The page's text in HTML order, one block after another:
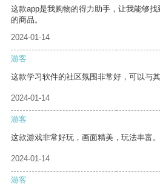
这款app是我购物的得力助手，让我能够
的商品。
2024-01-14
游客
这款学习软件的社区氛围非常好，可以与
2024-01-14
游客
这款游戏非常好玩，画面精美，玩法丰富。
2024-01-14
游客